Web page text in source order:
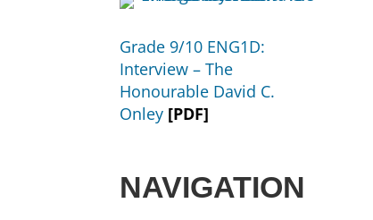
Grade 9/10 ENG1D:
Interview – The
Honourable David C.
Onley [PDF]
NAVIGATION